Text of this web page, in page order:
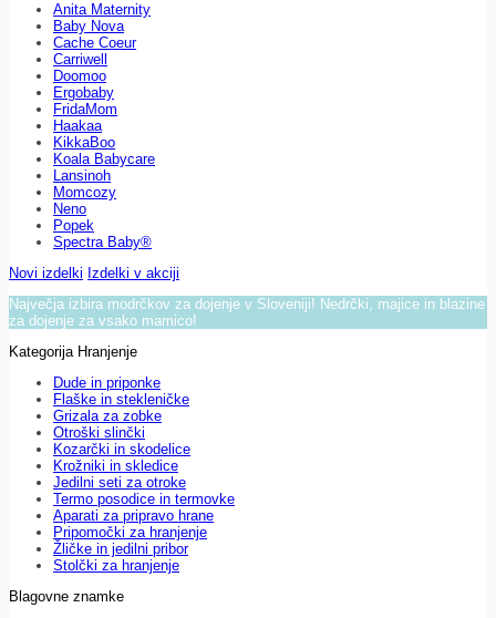
Anita Maternity
Baby Nova
Cache Coeur
Carriwell
Doomoo
Ergobaby
FridaMom
Haakaa
KikkaBoo
Koala Babycare
Lansinoh
Momcozy
Neno
Popek
Spectra Baby®
Novi izdelki Izdelki v akciji
Največja izbira modrčkov za dojenje v Sloveniji! Nedrčki, majice in blazine
za dojenje za vsako mamico!
Kategorija Hranjenje
Dude in priponke
Flaške in stekleničke
Grizala za zobke
Otroški slinčki
Kozarčki in skodelice
Krožniki in skledice
Jedilni seti za otroke
Termo posodice in termovke
Aparati za pripravo hrane
Pripomočki za hranjenje
Žličke in jedilni pribor
Stolčki za hranjenje
Blagovne znamke